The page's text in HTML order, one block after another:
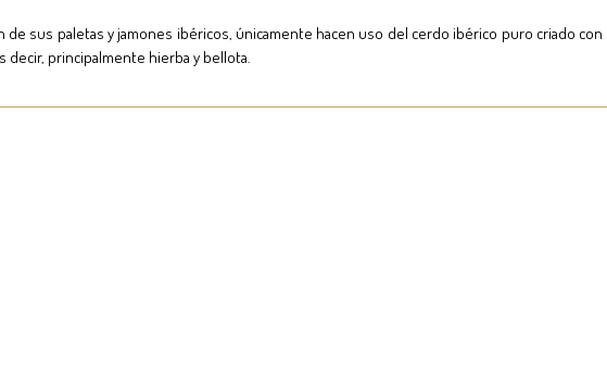
de sus paletas y jamones ibéricos, únicamente hacen uso del cerdo ibérico puro criado
principalmente hierba y bellota.